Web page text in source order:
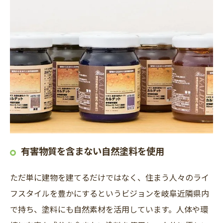
有害物質を含まない自然塗料を使用
ただ単に建物を建てるだけではなく、住まう人々のライ
フスタイルを豊かにするというビジョンを岐阜近隣県内
で持ち、塗料にも自然素材を活用しています。人体や環